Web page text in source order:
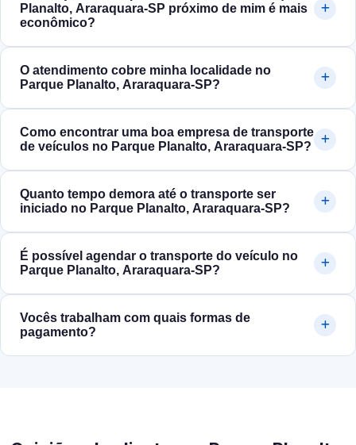
Planalto, Araraquara‑SP próximo de mim é mais
econômico?
O atendimento cobre minha localidade no
Parque Planalto, Araraquara‑SP?
Como encontrar uma boa empresa de transporte
de veículos no Parque Planalto, Araraquara‑SP?
Quanto tempo demora até o transporte ser
iniciado no Parque Planalto, Araraquara‑SP?
É possível agendar o transporte do veículo no
Parque Planalto, Araraquara‑SP?
Vocês trabalham com quais formas de
pagamento?